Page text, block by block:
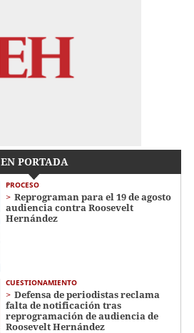
EN PORTADA
PROCESO
Reprograman para el 19 de agosto
audiencia contra Roosevelt
Hernández
CUESTIONAMIENTO
Defensa de periodistas reclama
falta de notificación tras
reprogramación de audiencia de
Roosevelt Hernández